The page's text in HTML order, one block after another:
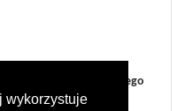
wykorzystuje
(Dyrektor Gminnego